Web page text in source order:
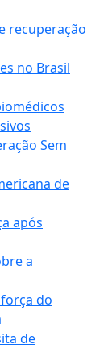
recuperação
no Brasil
Sem
de
após
a
força do
de